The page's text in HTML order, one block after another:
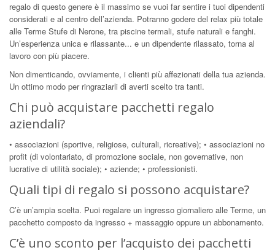
regalo di questo genere è il massimo se vuoi far sentire i tuoi dipendenti
considerati e al centro dell’azienda. Potranno godere del relax più totale
alle Terme Stufe di Nerone, tra piscine termali, stufe naturali e fanghi.
Un’esperienza unica e rilassante... e un dipendente rilassato, torna al
lavoro con più piacere.
Non dimenticando, ovviamente, i clienti più affezionati della tua azienda.
Un ottimo modo per ringraziarli di averti scelto tra tanti.
Chi può acquistare pacchetti regalo
aziendali?
• associazioni (sportive, religiose, culturali, ricreative); • associazioni no
profit (di volontariato, di promozione sociale, non governative, non
lucrative di utilità sociale); • aziende; • professionisti.
Quali tipi di regalo si possono acquistare?
C’è un’ampia scelta. Puoi regalare un ingresso giornaliero alle Terme, un
pacchetto composto da ingresso + massaggio oppure un abbonamento.
C’è uno sconto per l’acquisto dei pacchetti